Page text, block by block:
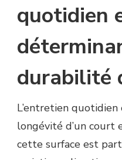
quotidien
durabilité
L’entretien
longévité d’un court
cette surface est